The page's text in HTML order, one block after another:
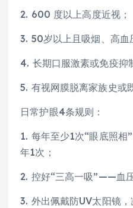
2. 600 度以上高度近视；
3. 50岁以上且吸烟、高血
4. 长期口服激素或免疫抑
5. 有视网膜脱离家族史或
日常护眼4条规则：
1. 每年至少1次“眼底照相
年1次；
2. 控好“三高一吸”——血
3. 外出佩戴防UV太阳镜，